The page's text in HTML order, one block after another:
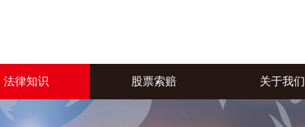
法律知识 股票索赔 关于我们